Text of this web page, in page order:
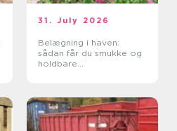
31. July 2026
Belægning i haven:
sådan får du smukke og
holdbare